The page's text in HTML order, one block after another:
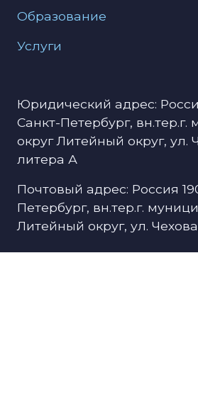
Образование
Услуги
Юридический адрес:
Санкт-Петербург,
округ Литейный округ, ул.
литера А
Почтовый адрес: Россия
Петербург, вн.тер.г.
Литейный округ, ул.